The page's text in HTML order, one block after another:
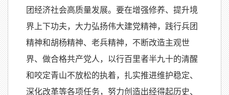
团经济社会高质量发展。要在增强修养、提升境
界上下功夫，大力弘扬伟大建党精神，践行兵团
精神和胡杨精神、老兵精神，不断改造主观世
界、做合格共产党人，以行百里者半九十的清醒
和咬定青山不放松的执着，扎实推进维护稳定、
深化改革等各项任务，努力创造出经得起历史、